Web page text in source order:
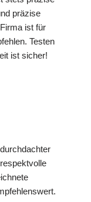
präzise
ist für
Testen
ist sicher!